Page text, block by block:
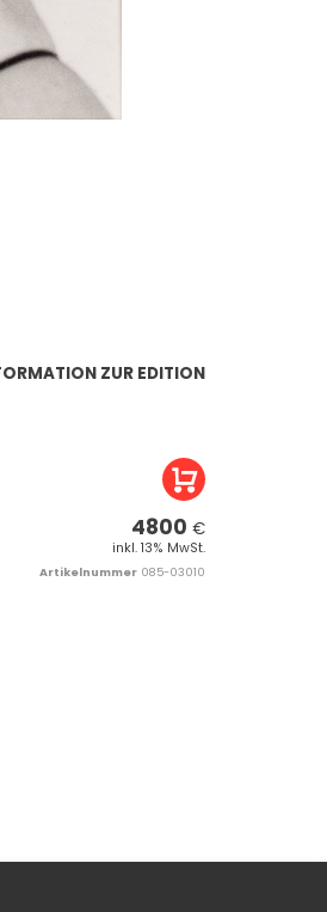
ZUR EDITION
4800 €
inkl. 13% MwSt.
Artikelnummer 085-03010